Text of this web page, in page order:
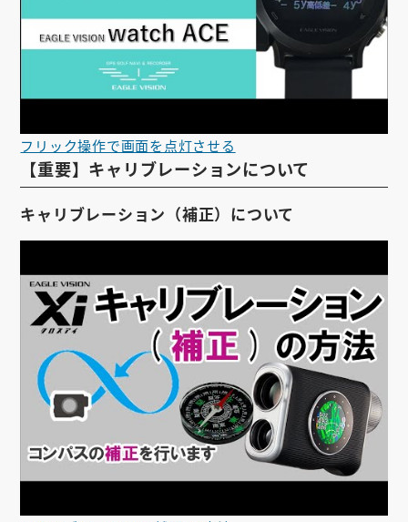
フリック操作で画面を点灯させる
【重要】キャリブレーションについて
キャリブレーション（補正）について